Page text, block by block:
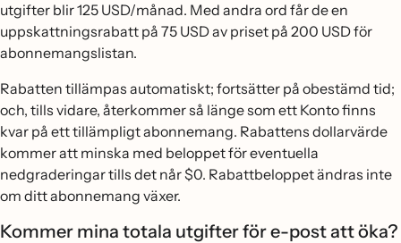
utgifter blir 125 USD/månad. Med andra ord får de en
uppskattningsrabatt på 75 USD av priset på 200 USD för
abonnemangslistan.
Rabatten tillämpas automatiskt; fortsätter på obestämd tid;
och, tills vidare, återkommer så länge som ett Konto finns
kvar på ett tillämpligt abonnemang. Rabattens dollarvärde
kommer att minska med beloppet för eventuella
nedgraderingar tills det når $0. Rabattbeloppet ändras inte
om ditt abonnemang växer.
Kommer mina totala utgifter för e-post att öka?